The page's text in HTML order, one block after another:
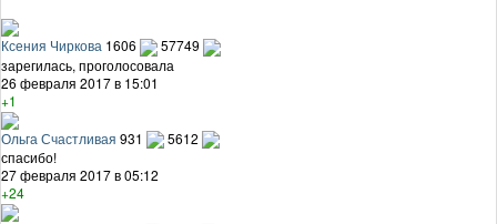
Ксения Чиркова 1606
57749
зарегилась, проголосовала
26 февраля 2017 в 15:01
+1
Ольга Счастливая 931
5612
спасибо!
27 февраля 2017 в 05:12
+24